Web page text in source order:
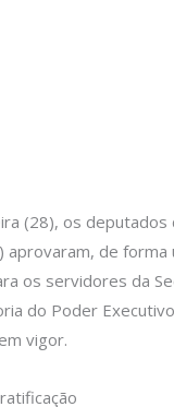
(28), os deputados
aprovaram, de
os servidores da
do Poder
vigor.